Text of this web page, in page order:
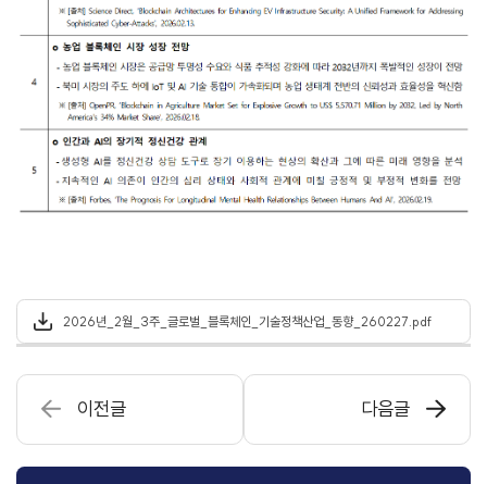
2026년_2월_3주_글로벌_블록체인_기술정책산업_동향_260227.pdf
이전글 다음글